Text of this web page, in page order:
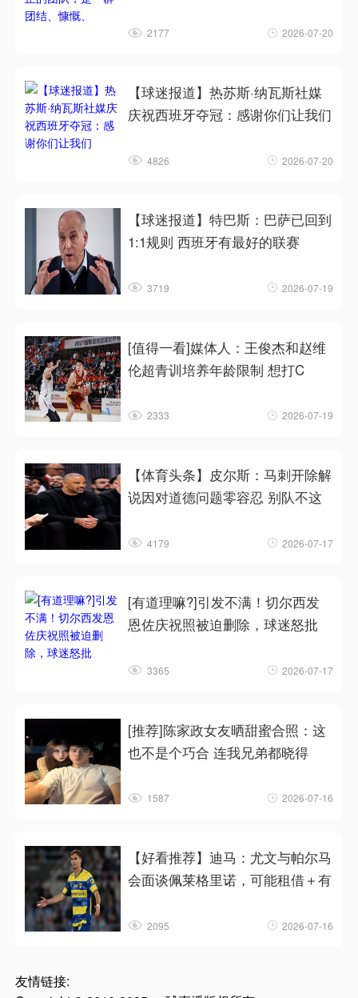
2177 2026-07-20
【球迷报道】热苏斯·纳瓦斯社媒
庆祝西班牙夺冠：感谢你们让我们
4826 2026-07-20
【球迷报道】特巴斯：巴萨已回到
1:1规则 西班牙有最好的联赛
3719 2026-07-19
[值得一看]媒体人：王俊杰和赵维
伦超青训培养年龄限制 想打C
2333 2026-07-19
【体育头条】皮尔斯：马刺开除解
说因对道德问题零容忍 别队不这
4179 2026-07-17
[有道理嘛?]引发不满！切尔西发
恩佐庆祝照被迫删除，球迷怒批
3365 2026-07-17
[推荐]陈家政女友晒甜蜜合照：这
也不是个巧合 连我兄弟都晓得
1587 2026-07-16
【好看推荐】迪马：尤文与帕尔马
会面谈佩莱格里诺，可能租借＋有
2095 2026-07-16
友情链接: